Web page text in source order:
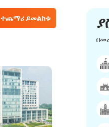
ተጨማሪ ይመልከቱ